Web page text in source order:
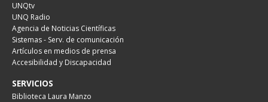
UNQtv
UNQ Radio
Agencia de Noticias Científicas
Sistemas - Serv. de comunicación
Artículos en medios de prensa
Accesibilidad y Discapacidad
SERVICIOS
Biblioteca Laura Manzo